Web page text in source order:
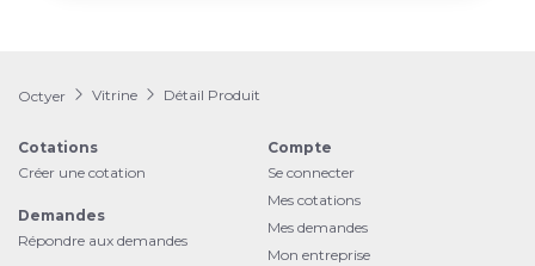
Octyer Vitrine Détail Produit
Cotations
Créer une cotation
Demandes
Répondre aux demandes
Compte
Se connecter
Mes cotations
Mes demandes
Mon entreprise